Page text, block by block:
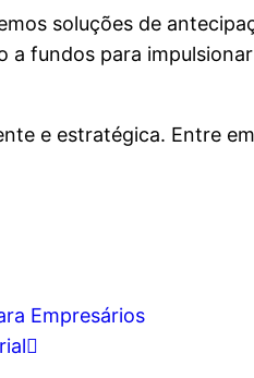
soluções de
a fundos para
e estratégica. Entre
Empresários